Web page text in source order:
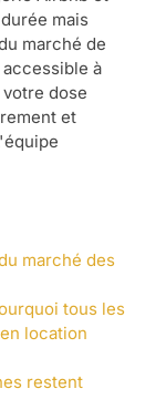
mais
marché de
à
dose
et
marché des
tous les
location
restent